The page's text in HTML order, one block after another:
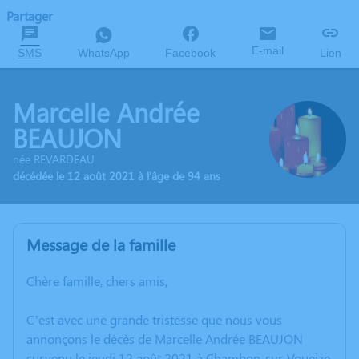
Partager
SMS WhatsApp Facebook E-mail Lien
Marcelle Andrée
BEAUJON
née REVARDEAU
décédée le 12 août 2021 à l'âge de 94 ans
Message de la famille
Chère famille, chers amis,
C’est avec une grande tristesse que nous vous
annonçons le décès de Marcelle Andrée BEAUJON